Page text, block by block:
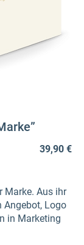
39,90 €
Marke. Aus ihr
Angebot, Logo
in Marketing